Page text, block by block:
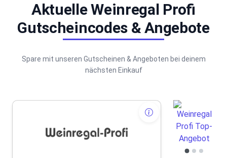
Aktuelle Weinregal Profi
Gutscheincodes & Angebote
Spare mit unseren Gutscheinen & Angeboten bei deinem
nächsten Einkauf